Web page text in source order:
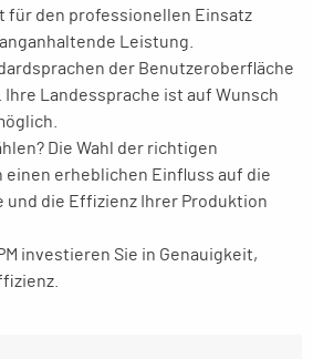
für den professionellen Einsatz
Leistung.
der Benutzeroberfläche
Ihre Landessprache ist auf Wunsch
Die Wahl der richtigen
erheblichen Einfluss auf die
und die Effizienz Ihrer Produktion
investieren Sie in Genauigkeit,